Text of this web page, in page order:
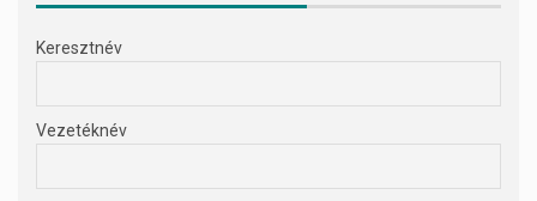
Keresztnév
Vezetéknév